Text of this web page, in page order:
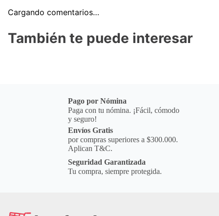
Cargando comentarios…
También te puede interesar
Pago por Nómina
Paga con tu nómina. ¡Fácil, cómodo
y seguro!
Envíos Gratis
por compras superiores a $300.000.
Aplican T&C.
Seguridad Garantizada
Tu compra, siempre protegida.